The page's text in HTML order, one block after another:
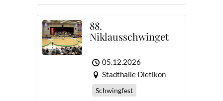
88.
Niklausschwinget
05.12.2026
Stadthalle Dietikon
Schwingfest